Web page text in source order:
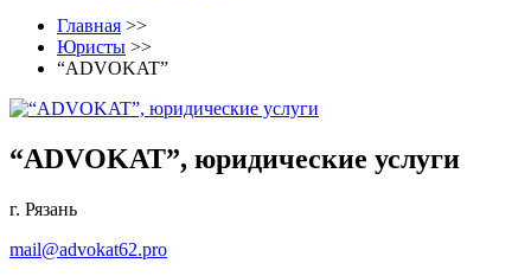
Главная >>
Юристы >>
“ADVOKAT”
“ADVOKAT”, юридические услуги
г. Рязань
mail@advokat62.pro